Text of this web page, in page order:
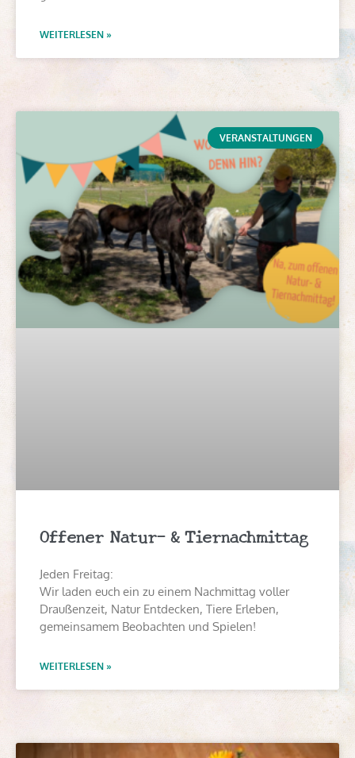
WEITERLESEN »
VERANSTALTUNGEN
Offener Natur- & Tiernachmittag
Jeden Freitag:
Wir laden euch ein zu einem Nachmittag voller
Draußenzeit, Natur Entdecken, Tiere Erleben,
gemeinsamem Beobachten und Spielen!
WEITERLESEN »